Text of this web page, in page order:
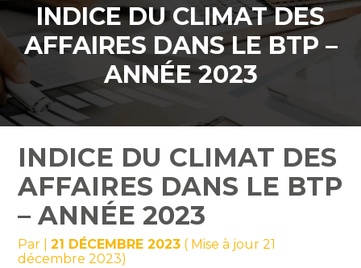
INDICE DU CLIMAT DES
AFFAIRES DANS LE BTP –
ANNÉE 2023
INDICE DU CLIMAT DES
AFFAIRES DANS LE BTP
– ANNÉE 2023
Par |21 DÉCEMBRE 2023 ( Mise à jour 21
décembre 2023)